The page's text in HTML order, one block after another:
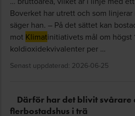
Boverket har utrett och som linjerar
säger han. – På det sättet kan
mot Klimatinitiativets mål om högst
koldioxidekvivalenter per …
Senast uppdaterad: 2026-06-25
Därför har det blivit svårare
flerbostadshus i trä